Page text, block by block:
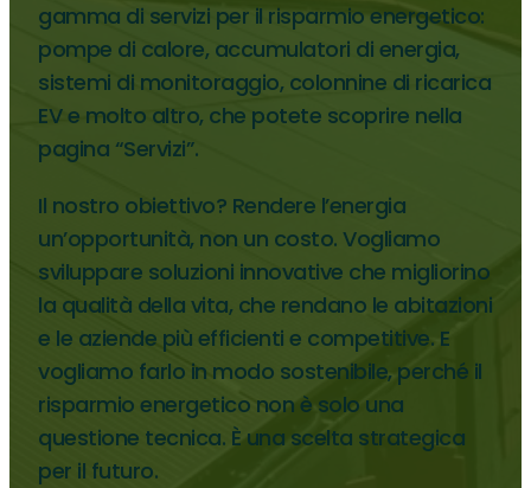
gamma di servizi per il risparmio energetico:
pompe di calore, accumulatori di energia,
sistemi di monitoraggio, colonnine di ricarica
EV e molto altro, che potete scoprire nella
pagina “Servizi”.
Il nostro obiettivo? Rendere l’energia
un’opportunità, non un costo. Vogliamo
sviluppare soluzioni innovative che migliorino
la qualità della vita, che rendano le abitazioni
e le aziende più efficienti e competitive. E
vogliamo farlo in modo sostenibile, perché il
risparmio energetico non è solo una
questione tecnica. È una scelta strategica
per il futuro.